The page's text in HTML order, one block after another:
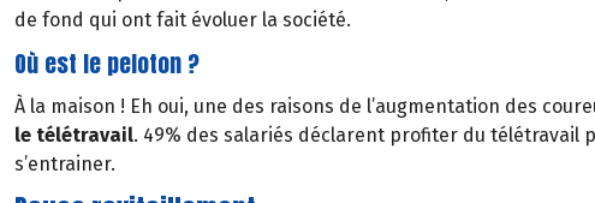
de fond qui ont fait évoluer la société.
Où est le peloton ?
À la maison ! Eh oui, une des raisons de l’augmentation des
le télétravail. 49% des salariés déclarent profiter du télétravail
s’entrainer.